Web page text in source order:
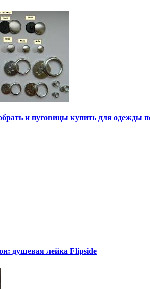
и пуговицы купить для одежды
душевая лейка Flipside